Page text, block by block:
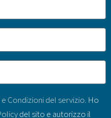
e Condizioni del servizio. Ho
del sito e autorizzo il